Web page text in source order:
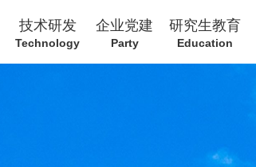
技术研发
Technology
企业党建
Party
研究生教育
Education